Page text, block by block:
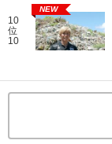
10
位
10
NEW